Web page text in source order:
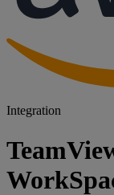
Integration